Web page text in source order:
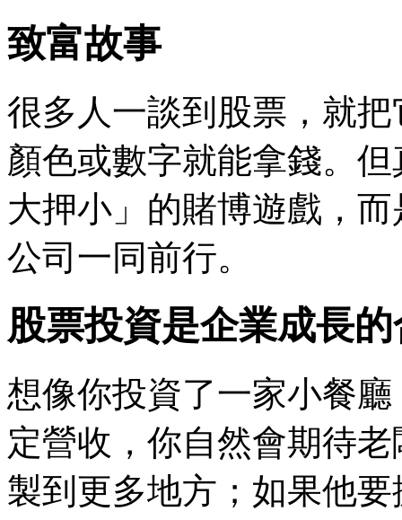
致富故事
很多人一談到股票，就
顏色或數字就能拿錢。
大押小」的賭博遊戲，
公司一同前行。
股票投資是企業成長
想像你投資了一家小餐
定營收，你自然會期待
製到更多地方；如果他